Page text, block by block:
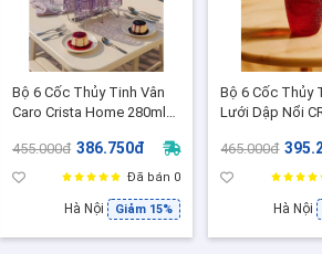
Bộ 6 Cốc Thủy Tinh Vân
Caro Crista Home 280ml
Uống Nước, Trà, Cocktail
Cao Cấp -60201-PU
455.000đ 386.750đ
Đã bán 0
Hà Nội Giảm 15%
Bộ 6 Cốc Thủy
Lưới Dập Nổi
Nước - Quà
Trọng ( 80052-
465.000đ
Hà Nội